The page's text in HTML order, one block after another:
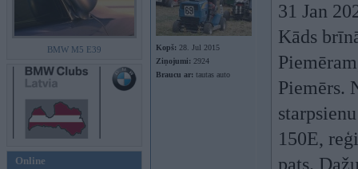
BMW M5 E39
Online
Kopš: 28. Jul 2015
Ziņojumi: 2924
Braucu ar: tautas auto
31 Jan
Kāds
Piemērs.
150E,
pats.